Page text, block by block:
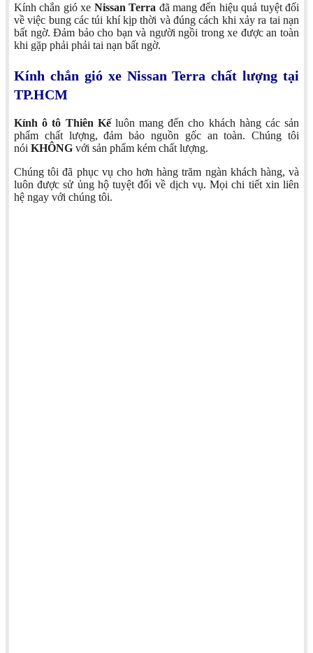
Kính chắn gió xe Nissan Terra đã mang đến hiệu quả tuyệt đối
về việc bung các túi khí kịp thời và đúng cách khi xảy ra tai nạn
bất ngờ. Đảm bảo cho bạn và người ngồi trong xe được an toàn
khi gặp phải phải tai nạn bất ngờ.
Kính chắn gió xe Nissan Terra chất lượng tại
TP.HCM
Kính ô tô Thiên Kếluôn mang đến cho khách hàng các sản
phẩm chất lượng, đảm bảo nguồn gốc an toàn. Chúng tôi
nói KHÔNG với sản phẩm kém chất lượng.
Chúng tôi đã phục vụ cho hơn hàng trăm ngàn khách hàng, và
luôn được sử ủng hộ tuyệt đối về dịch vụ. Mọi chi tiết xin liên
hệ ngay với chúng tôi.